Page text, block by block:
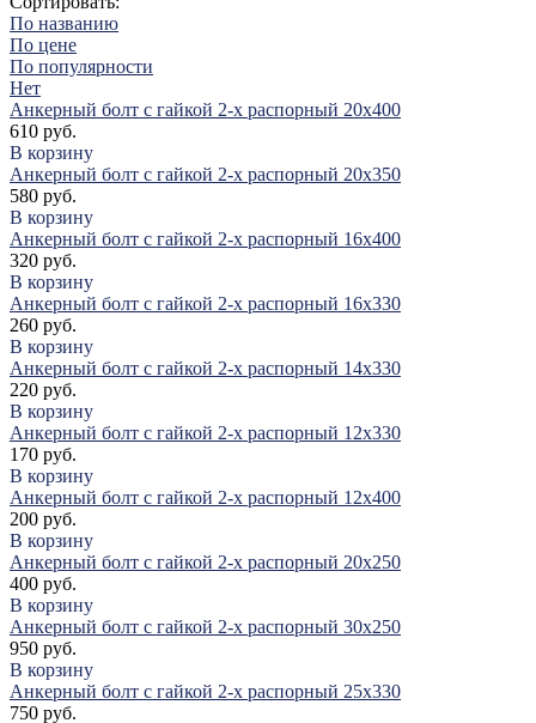
По названию
По цене
По популярности
Нет
Анкерный болт с гайкой 2-х распорный 20х400
610 руб.
В корзину
Анкерный болт с гайкой 2-х распорный 20х350
580 руб.
В корзину
Анкерный болт с гайкой 2-х распорный 16х400
320 руб.
В корзину
Анкерный болт с гайкой 2-х распорный 16х330
260 руб.
В корзину
Анкерный болт с гайкой 2-х распорный 14х330
220 руб.
В корзину
Анкерный болт с гайкой 2-х распорный 12х330
170 руб.
В корзину
Анкерный болт с гайкой 2-х распорный 12х400
200 руб.
В корзину
Анкерный болт с гайкой 2-х распорный 20х250
400 руб.
В корзину
Анкерный болт с гайкой 2-х распорный 30х250
950 руб.
В корзину
Анкерный болт с гайкой 2-х распорный 25х330
750 руб.